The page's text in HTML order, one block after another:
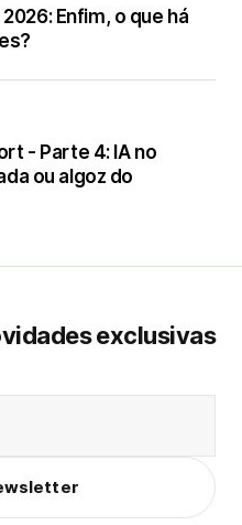
Enfim, o que há
- Parte 4: IA no
ou algoz do
exclusivas